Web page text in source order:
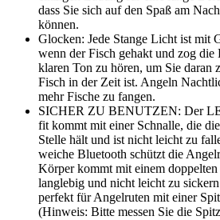
dass Sie sich auf den Spaß am
können.
Glocken: Jede Stange Licht ist mit
wenn der Fisch gehakt und zog die
klaren Ton zu hören, um Sie daran
Fisch in der Zeit ist. Angeln
mehr Fische zu fangen.
SICHER ZU BENUTZEN: Der
fit kommt mit einer Schnalle, die
Stelle hält und ist nicht leicht zu
weiche Bluetooth schützt die
Körper kommt mit einem
langlebig und nicht leicht zu
perfekt für Angelruten mit einer
(Hinweis: Bitte messen Sie die